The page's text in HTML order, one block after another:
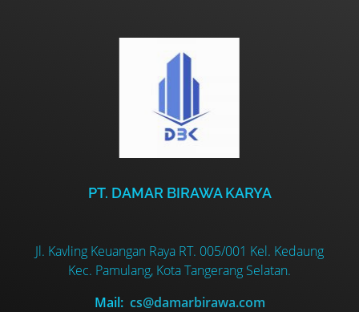
PT. DAMAR BIRAWA KARYA
Jl. Kavling Keuangan Raya RT. 005/001 Kel. Kedaung
Kec. Pamulang, Kota Tangerang Selatan.
Mail: cs@damarbirawa.com